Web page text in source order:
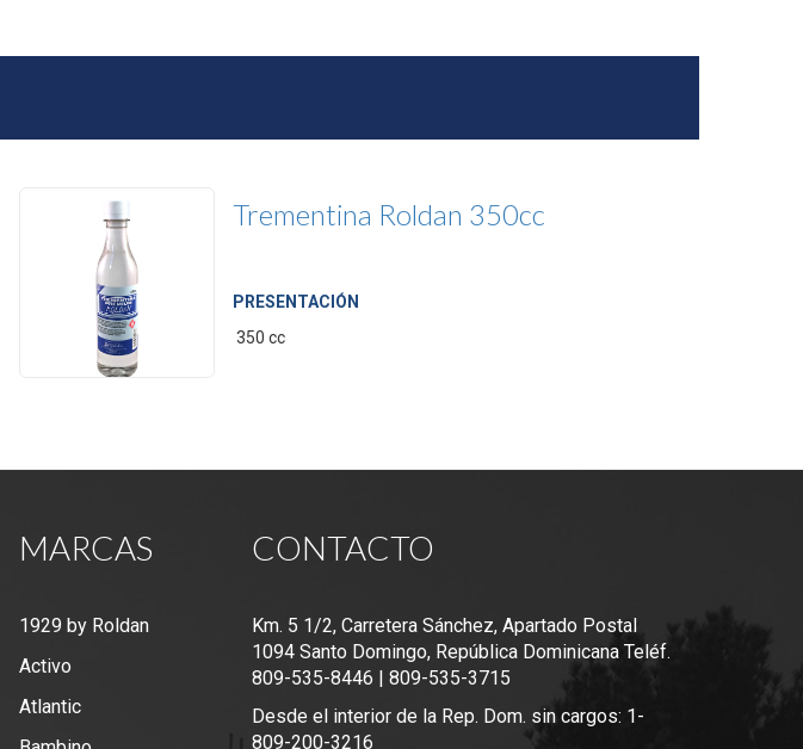
Trementina Roldan 350cc
PRESENTACIÓN
350 cc
MARCAS
1929 by Roldan
Activo
Atlantic
CONTACTO
Km. 5 1/2, Carretera Sánchez, Apartado Postal
1094 Santo Domingo, República Dominicana Teléf.
809-535-8446 | 809-535-3715
Desde el interior de la Rep. Dom. sin cargos: 1-
809-200-3216